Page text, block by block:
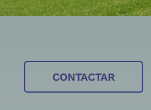
CONTACTAR